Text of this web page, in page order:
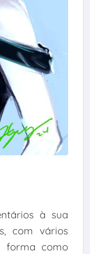
à sua
com vários
forma como